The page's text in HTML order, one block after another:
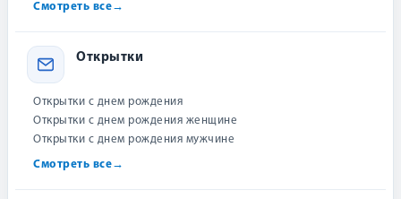
Смотреть все→
Открытки
Открытки с днем рождения
Открытки с днем рождения женщине
Открытки с днем рождения мужчине
Смотреть все→
Количество
страниц:
Размер:
Вес: 0.23 кг
ISBN: 978-5-905913-45-7
Копирайт: